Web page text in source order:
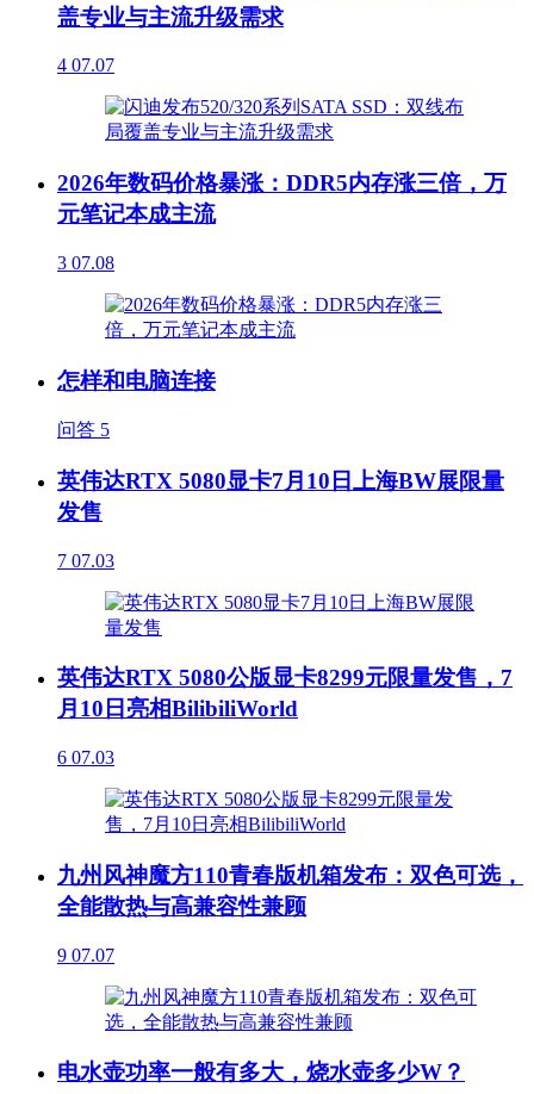
盖专业与主流升级需求
4 07.07
2026年数码价格暴涨：DDR5内存涨三倍，万
元笔记本成主流
3 07.08
怎样和电脑连接
问答 5
英伟达RTX 5080显卡7月10日上海BW展限量
发售
7 07.03
英伟达RTX 5080公版显卡8299元限量发售，7
月10日亮相BilibiliWorld
6 07.03
九州风神魔方110青春版机箱发布：双色可选，
全能散热与高兼容性兼顾
9 07.07
电水壶功率一般有多大，烧水壶多少W？